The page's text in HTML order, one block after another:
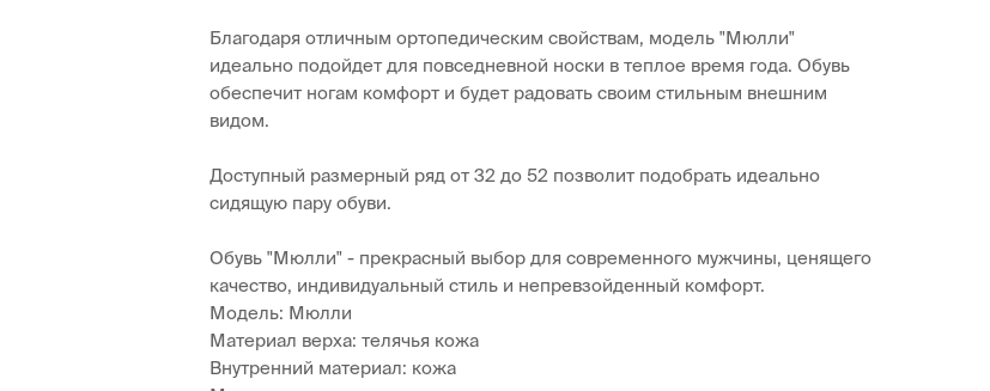
Благодаря отличным ортопедическим свойствам, модель "Мюлли"
идеально подойдет для повседневной носки в теплое время года. Обувь
обеспечит ногам комфорт и будет радовать своим стильным внешним
видом.
Доступный размерный ряд от 32 до 52 позволит подобрать идеально
сидящую пару обуви.
Обувь "Мюлли" - прекрасный выбор для современного мужчины, ценящего
качество, индивидуальный стиль и непревзойденный комфорт.
Модель: Мюлли
Материал верха: телячья кожа
Внутренний материал: кожа